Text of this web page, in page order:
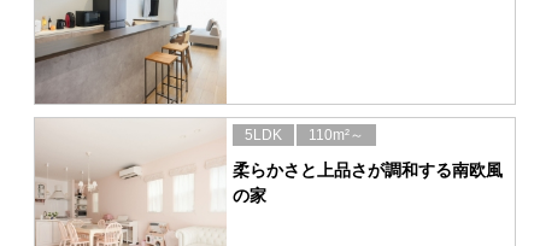
5LDK 110m²～
柔らかさと上品さが調和する南欧風
の家